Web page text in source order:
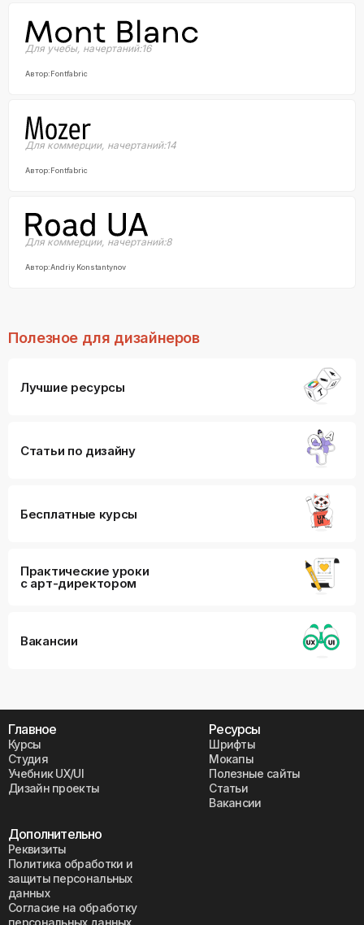
Для учебы, начертаний:16
Автор:Fontfabric
Для коммерции, начертаний:14
Автор:Fontfabric
Для коммерции, начертаний:8
Автор:Andriy Konstantynov
Полезное для дизайнеров
Лучшие ресурсы
Статьи по дизайну
Бесплатные курсы
Практические уроки
с арт-директором
Вакансии
Главное
Курсы
Студия
Учебник UX/UI
Дизайн проекты
Ресурсы
Шрифты
Мокапы
Полезные сайты
Статьи
Вакансии
Дополнительно
Реквизиты
Политика обработки и
защиты персональных
данных
Согласие на обработку
персональных данных